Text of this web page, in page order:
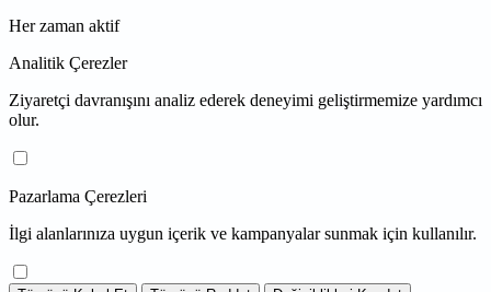
Her zaman aktif
Analitik Çerezler
Ziyaretçi davranışını analiz ederek deneyimi geliştirmemize yardımcı
olur.
Pazarlama Çerezleri
İlgi alanlarınıza uygun içerik ve kampanyalar sunmak için kullanılır.